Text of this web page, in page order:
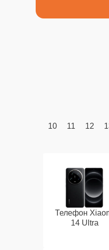
10 11 12
Телефон
14 Ultra